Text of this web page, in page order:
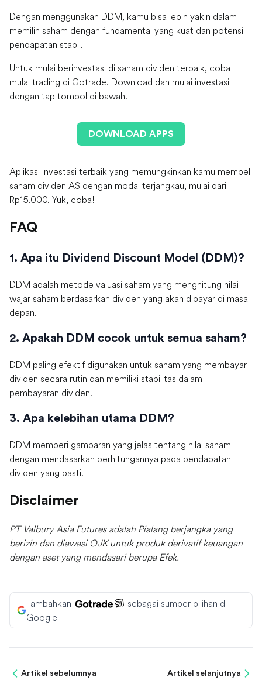
Dengan menggunakan DDM, kamu bisa lebih yakin dalam
memilih saham dengan fundamental yang kuat dan potensi
pendapatan stabil.
Untuk mulai berinvestasi di saham dividen terbaik, coba
mulai trading di Gotrade. Download dan mulai investasi
dengan tap tombol di bawah.
DOWNLOAD APPS
Aplikasi investasi terbaik yang memungkinkan kamu membeli
saham dividen AS dengan modal terjangkau, mulai dari
Rp15.000. Yuk, coba!
FAQ
1. Apa itu Dividend Discount Model (DDM)?
DDM adalah metode valuasi saham yang menghitung nilai
wajar saham berdasarkan dividen yang akan dibayar di masa
depan.
2. Apakah DDM cocok untuk semua saham?
DDM paling efektif digunakan untuk saham yang membayar
dividen secara rutin dan memiliki stabilitas dalam
pembayaran dividen.
3. Apa kelebihan utama DDM?
DDM memberi gambaran yang jelas tentang nilai saham
dengan mendasarkan perhitungannya pada pendapatan
dividen yang pasti.
Disclaimer
PT Valbury Asia Futures adalah Pialang berjangka yang
berizin dan diawasi OJK untuk produk derivatif keuangan
dengan aset yang mendasari berupa Efek.
Tambahkan
sebagai sumber pilihan di
Google
Artikel sebelumnya Artikel selanjutnya